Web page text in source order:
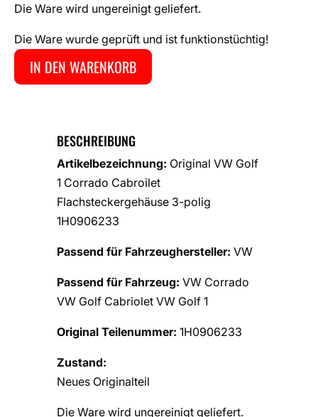
Die Ware wird ungereinigt geliefert.
Die Ware wurde geprüft und ist funktionstüchtig!
IN DEN WARENKORB
BESCHREIBUNG
Artikelbezeichnung: Original VW Golf
1 Corrado Cabroilet
Flachsteckergehäuse 3-polig
1H0906233
Passend für Fahrzeughersteller: VW
Passend für Fahrzeug: VW Corrado
VW Golf Cabriolet VW Golf 1
Original Teilenummer: 1H0906233
Zustand:
Neues Originalteil
Die Ware wird ungereinigt geliefert.